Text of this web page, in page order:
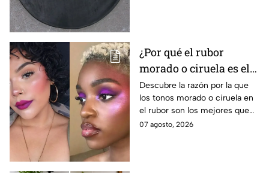
¿Por qué el rubor
morado o ciruela es el
mejor secreto para
iluminar las pieles
morenas?
Descubre la razón por la que
los tonos morado o ciruela en
el rubor son los mejores que
puedes elegir si tienes la piel
07 agosto, 2026